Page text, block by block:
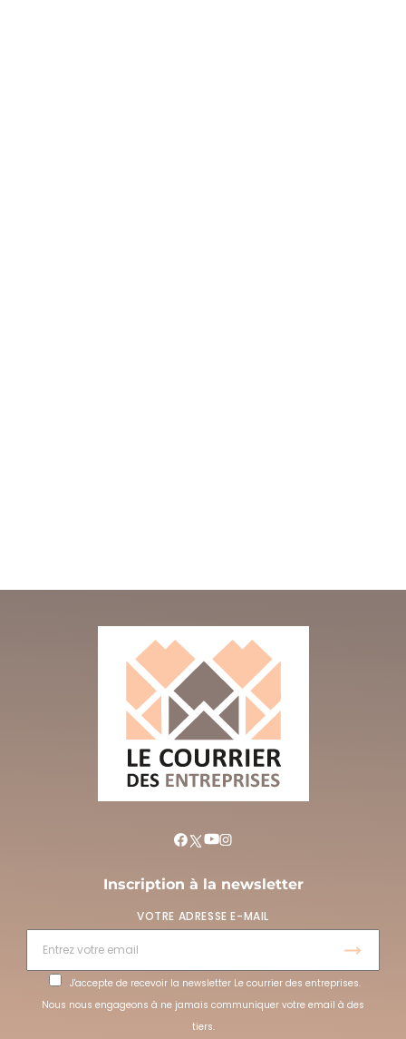
Inscription à la newsletter
VOTRE ADRESSE E-MAIL
J'accepte de recevoir la newsletter Le courrier des entreprises.
Nous nous engageons à ne jamais communiquer votre email à des
tiers.